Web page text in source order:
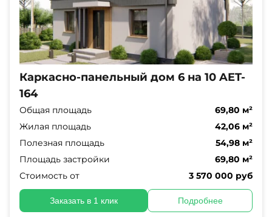
Каркасно-панельный дом 6 на 10 AET-
164
Общая площадь
69,80 м²
Жилая площадь
42,06 м²
Полезная площадь
54,98 м²
Площадь застройки
69,80 м²
Стоимость от
3 570 000 руб
Заказать в 1 клик Подробнее